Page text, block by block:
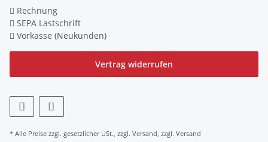
Rechnung
SEPA Lastschrift
Vorkasse (Neukunden)
Vertrag widerrufen
* Alle Preise zzgl. gesetzlicher USt., zzgl. Versand , zzgl. Versand